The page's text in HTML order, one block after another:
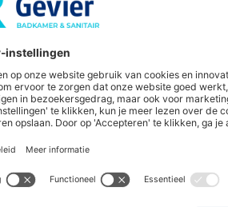
van nieuwe